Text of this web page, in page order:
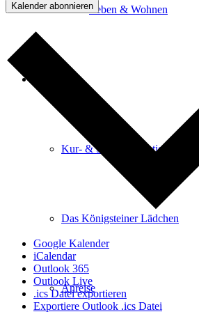
Leben & Wohnen
Kur- & Stadtinformation
Das Königsteiner Lädchen
Anreise
Kalender abonnieren
Google Kalender
iCalendar
Outlook 365
Outlook Live
.ics Datei exportieren
Exportiere Outlook .ics Datei